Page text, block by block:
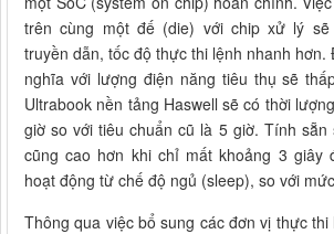
trên cùng một đế (die) với chip xử lý
truyền dẫn, tốc độ thực thi lệnh nhanh hơn.
nghĩa với lượng điện năng tiêu thụ sẽ
Ultrabook nền tảng Haswell sẽ có thời
giờ so với tiêu chuẩn cũ là 5 giờ. Tính sẵn
cũng cao hơn khi chỉ mất khoảng 3 giây
hoạt động từ chế độ ngủ (sleep), so với
Thông qua việc bổ sung các đơn vị thực